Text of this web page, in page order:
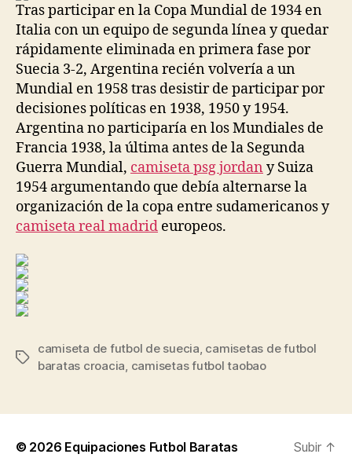
Tras participar en la Copa Mundial de 1934 en
Italia con un equipo de segunda línea y quedar
rápidamente eliminada en primera fase por
Suecia 3-2, Argentina recién volvería a un
Mundial en 1958 tras desistir de participar por
decisiones políticas en 1938, 1950 y 1954.
Argentina no participaría en los Mundiales de
Francia 1938, la última antes de la Segunda
Guerra Mundial, camiseta psg jordan y Suiza
1954 argumentando que debía alternarse la
organización de la copa entre sudamericanos y
camiseta real madrid europeos.
Etiquetas
camiseta de futbol de suecia, camisetas de futbol
baratas croacia, camisetas futbol taobao
© 2026 Equipaciones Futbol Baratas Subir ↑